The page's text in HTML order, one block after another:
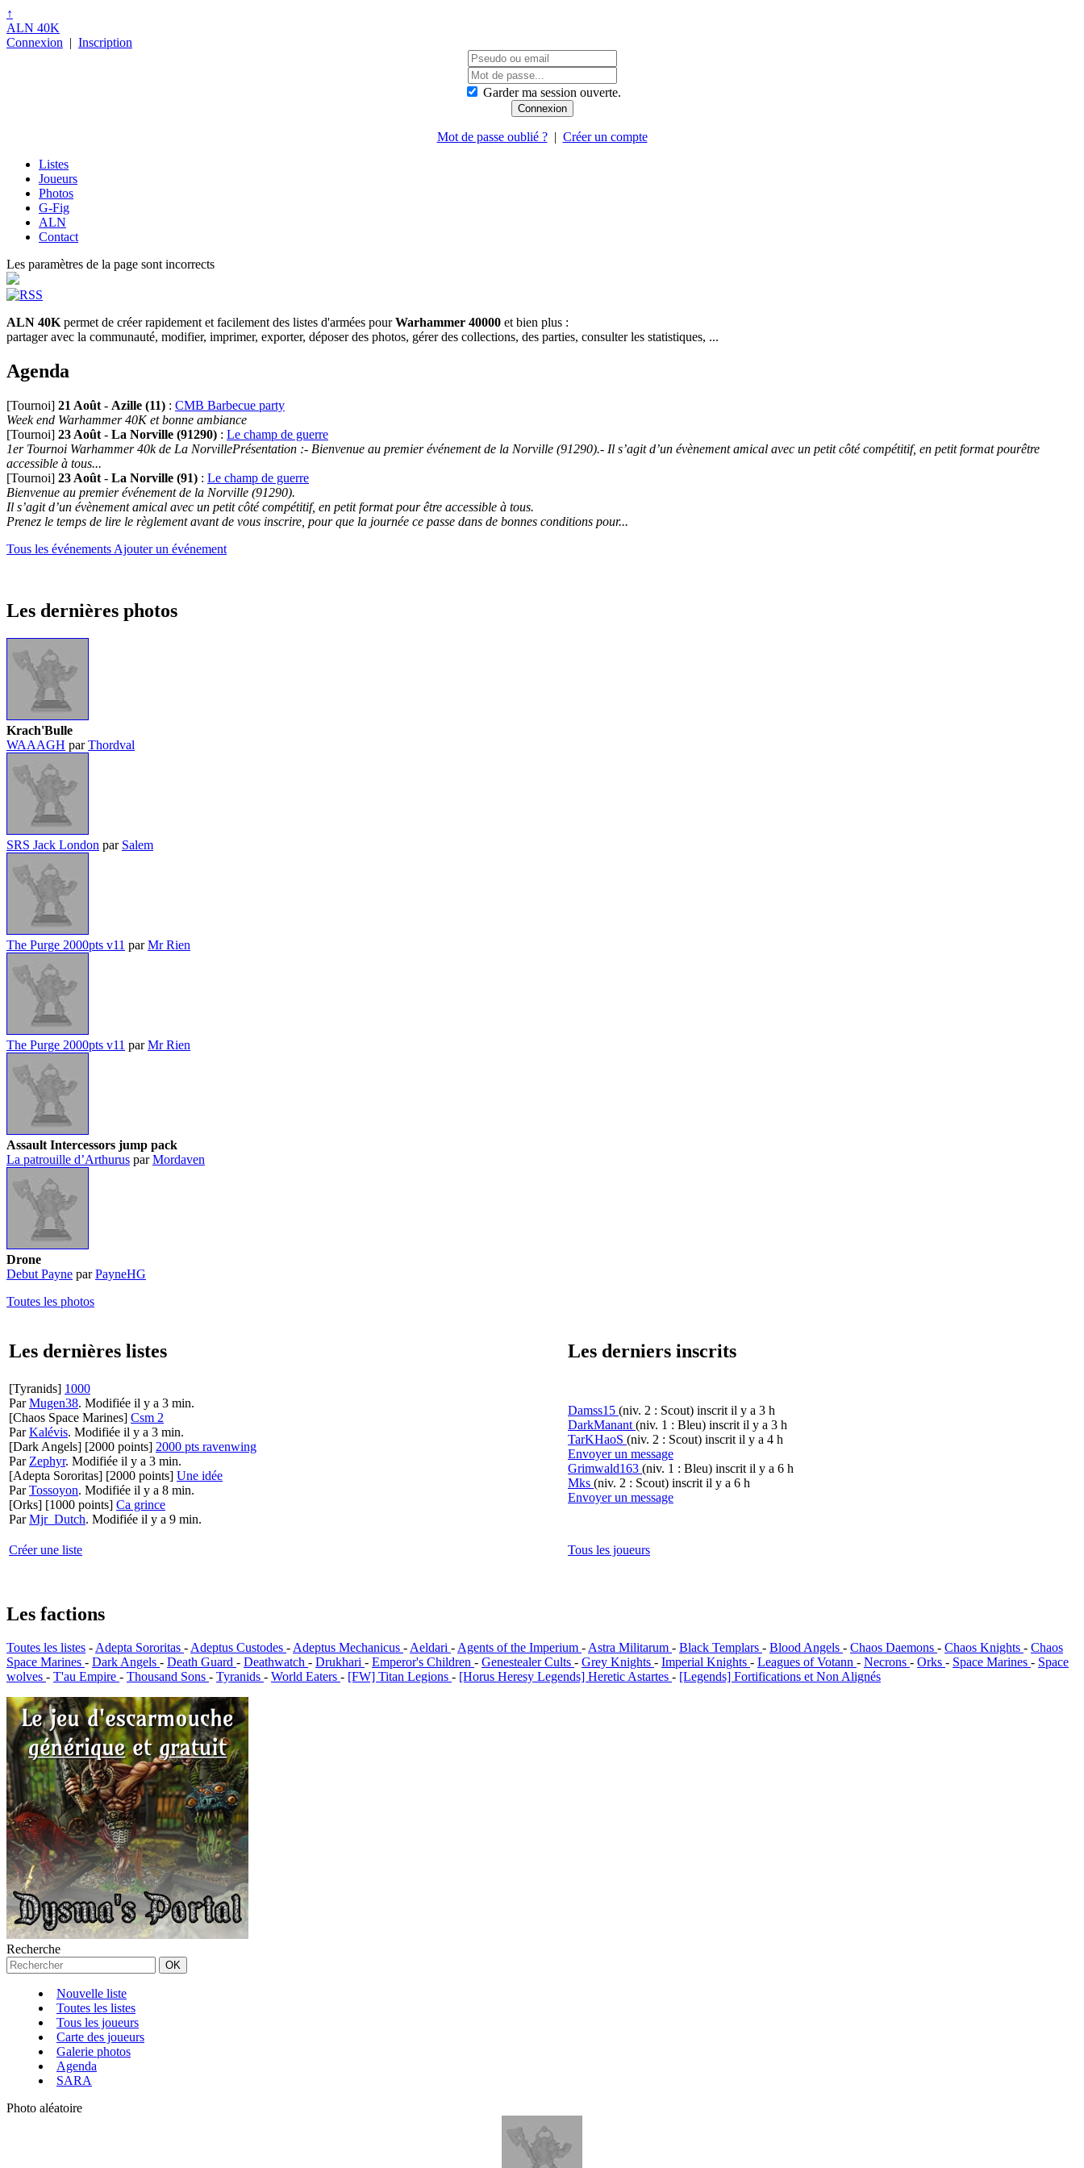
↑
ALN 40K
Connexion | Inscription
Garder ma session ouverte.
Mot de passe oublié ?| Créer un compte
Listes
Joueurs
Photos
G-Fig
ALN
Contact
Les paramètres de la page sont incorrects
ALN 40K permet de créer rapidement et facilement des listes d'armées pourWarhammer 40000 et bien plus :
partager avec la communauté, modifier, imprimer, exporter, déposer des photos, gérer des collections, des parties, consulter les statistiques, ...
Agenda
[Tournoi] 21 Août - Azille (11) : CMB Barbecue party
Week end Warhammer 40K et bonne ambiance
[Tournoi] 23 Août - La Norville (91290) : Le champ de guerre
1er Tournoi Warhammer 40k de La NorvillePrésentation :- Bienvenue au premier événement de la Norville (91290).- Il s’agit d’un évènement amical avec un petit côté compétitif, en petit format pourêtre
accessible à tous...
[Tournoi] 23 Août - La Norville (91) : Le champ de guerre
Bienvenue au premier événement de la Norville (91290).
Il s’agit d’un évènement amical avec un petit côté compétitif, en petit format pour être accessible à tous.
Prenez le temps de lire le règlement avant de vous inscrire, pour que la journée ce passe dans de bonnes conditions pour...
Tous les événements Ajouter un événement
Les dernières photos
Krach'Bulle
WAAAGH parThordval
SRS Jack London par Salem
The Purge 2000pts v11 parMr Rien
The Purge 2000pts v11 parMr Rien
Assault Intercessors jump pack
La patrouille d’Arthurus parMordaven
Drone
Debut Payne parPayneHG
Toutes les photos
Les dernières listes Les derniers inscrits
[Tyranids] 1000
ParMugen38. Modifiée il y a 3 min.
[Chaos Space Marines] Csm 2
ParKalévis. Modifiée il y a 3 min.
[Dark Angels] [2000 points] 2000 pts ravenwing
Par Zephyr. Modifiée il y a 3 min.
[Adepta Sororitas] [2000 points] Une idée
ParTossoyon. Modifiée il y a 8 min.
[Orks] [1000 points] Ca grince
ParMjr_Dutch. Modifiée il y a 9 min.
Damss15 (niv. 2 : Scout) inscrit il y a 3 h
DarkManant (niv. 1 : Bleu) inscrit il y a 3 h
TarKHaoS (niv. 2 : Scout) inscrit il y a 4 h
Envoyer un message
Grimwald163 (niv. 1 : Bleu) inscrit il y a 6 h
Mks (niv. 2 : Scout) inscrit il y a 6 h
Envoyer un message
Créer une liste Tous les joueurs
Les factions
Toutes les listes -Adepta Sororitas -Adeptus Custodes -Adeptus Mechanicus -Aeldari -Agents of the Imperium -Astra Militarum - Black Templars - Blood Angels - Chaos Daemons - Chaos Knights - Chaos
Space Marines - Dark Angels - Death Guard - Deathwatch - Drukhari - Emperor's Children - Genestealer Cults - Grey Knights - Imperial Knights - Leagues of Votann - Necrons - Orks - Space Marines - Space
wolves - T'au Empire - Thousand Sons - Tyranids - World Eaters - [FW] Titan Legions - [Horus Heresy Legends] Heretic Astartes - [Legends] Fortifications et Non Alignés
Recherche
Nouvelle liste
Toutes les listes
Tous les joueurs
Carte des joueurs
Galerie photos
Agenda
SARA
Photo aléatoire